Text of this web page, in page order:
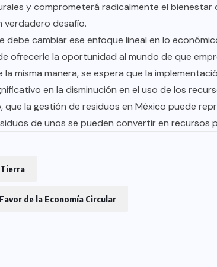
y comprometerá radicalmente el
verdadero desafío.
debe cambiar ese enfoque lineal en lo
ofrecerle la oportunidad al mundo de que
la misma manera, se espera que la
en la disminución en el uso de los
que la gestión de residuos en México puede
de unos se pueden convertir en recursos
de la Economía Circular